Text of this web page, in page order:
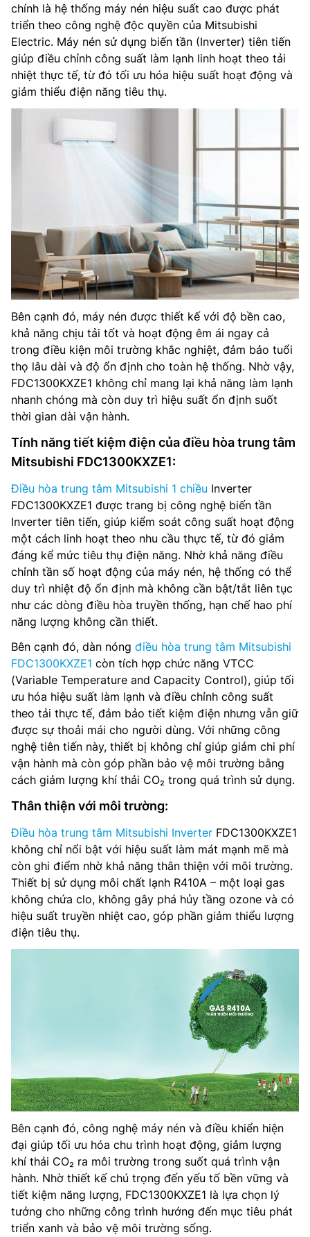
chính là hệ thống máy nén hiệu suất cao được phát
triển theo công nghệ độc quyền của Mitsubishi
Electric. Máy nén sử dụng biến tần (Inverter) tiên tiến
giúp điều chỉnh công suất làm lạnh linh hoạt theo tải
nhiệt thực tế, từ đó tối ưu hóa hiệu suất hoạt động và
giảm thiểu điện năng tiêu thụ.
Bên cạnh đó, máy nén được thiết kế với độ bền cao,
khả năng chịu tải tốt và hoạt động êm ái ngay cả
trong điều kiện môi trường khắc nghiệt, đảm bảo tuổi
thọ lâu dài và độ ổn định cho toàn hệ thống. Nhờ vậy,
FDC1300KXZE1 không chỉ mang lại khả năng làm lạnh
nhanh chóng mà còn duy trì hiệu suất ổn định suốt
thời gian dài vận hành.
Tính năng tiết kiệm điện của điều hòa trung tâm
Mitsubishi FDC1300KXZE1:
Điều hòa trung tâm Mitsubishi 1 chiều Inverter
FDC1300KXZE1 được trang bị công nghệ biến tần
Inverter tiên tiến, giúp kiểm soát công suất hoạt động
một cách linh hoạt theo nhu cầu thực tế, từ đó giảm
đáng kể mức tiêu thụ điện năng. Nhờ khả năng điều
chỉnh tần số hoạt động của máy nén, hệ thống có thể
duy trì nhiệt độ ổn định mà không cần bật/tắt liên tục
như các dòng điều hòa truyền thống, hạn chế hao phí
năng lượng không cần thiết.
Bên cạnh đó, dàn nóng điều hòa trung tâm Mitsubishi
FDC1300KXZE1 còn tích hợp chức năng VTCC
(Variable Temperature and Capacity Control), giúp tối
ưu hóa hiệu suất làm lạnh và điều chỉnh công suất
theo tải thực tế, đảm bảo tiết kiệm điện nhưng vẫn giữ
được sự thoải mái cho người dùng. Với những công
nghệ tiên tiến này, thiết bị không chỉ giúp giảm chi phí
vận hành mà còn góp phần bảo vệ môi trường bằng
cách giảm lượng khí thải CO₂ trong quá trình sử dụng.
Thân thiện với môi trường:
Điều hòa trung tâm Mitsubishi Inverter FDC1300KXZE1
không chỉ nổi bật với hiệu suất làm mát mạnh mẽ mà
còn ghi điểm nhờ khả năng thân thiện với môi trường.
Thiết bị sử dụng môi chất lạnh R410A – một loại gas
không chứa clo, không gây phá hủy tầng ozone và có
hiệu suất truyền nhiệt cao, góp phần giảm thiểu lượng
điện tiêu thụ.
Bên cạnh đó, công nghệ máy nén và điều khiển hiện
đại giúp tối ưu hóa chu trình hoạt động, giảm lượng
khí thải CO₂ ra môi trường trong suốt quá trình vận
hành. Nhờ thiết kế chú trọng đến yếu tố bền vững và
tiết kiệm năng lượng, FDC1300KXZE1 là lựa chọn lý
tưởng cho những công trình hướng đến mục tiêu phát
triển xanh và bảo vệ môi trường sống.